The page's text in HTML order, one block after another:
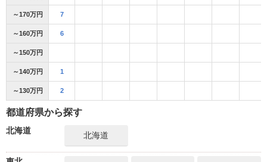
～170万円 7
～160万円 6
～150万円
～140万円 1
～130万円 2
都道府県から探す
北海道 北海道